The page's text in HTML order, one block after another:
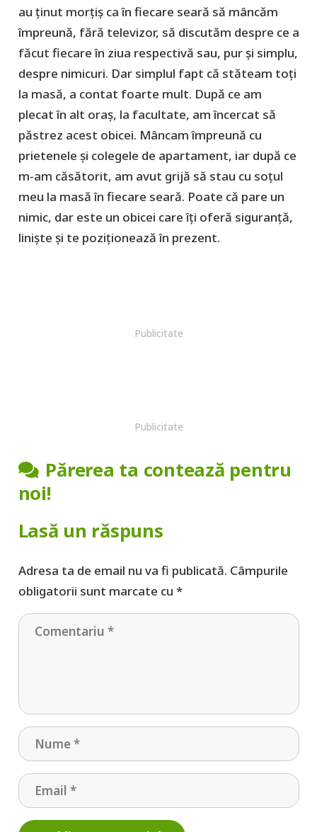
au ținut morțiș ca în fiecare seară să mâncăm
împreună, fără televizor, să discutăm despre ce a
făcut fiecare în ziua respectivă sau, pur și simplu,
despre nimicuri. Dar simplul fapt că stăteam toți
la masă, a contat foarte mult. După ce am
plecat în alt oraş, la facultate, am încercat să
păstrez acest obicei. Mâncam împreună cu
prietenele și colegele de apartament, iar după ce
m-am căsătorit, am avut grijă să stau cu soțul
meu la masă în fiecare seară. Poate că pare un
nimic, dar este un obicei care îți oferă siguranță,
liniște și te poziționează în prezent.
Publicitate
Publicitate
Părerea ta contează pentru
noi!
Lasă un răspuns
Adresa ta de email nu va fi publicată. Câmpurile
obligatorii sunt marcate cu *